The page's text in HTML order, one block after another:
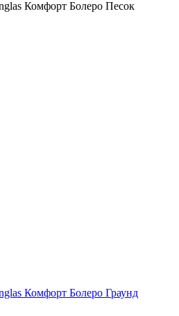
Комфорт Болеро Песок
Комфорт Болеро Граунд